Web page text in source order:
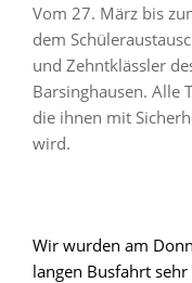
Vom 27. März bis
dem
und Zehntklässler
Barsinghausen. Alle
die ihnen mit
wird.
Wir wurden am
langen Busfahrt